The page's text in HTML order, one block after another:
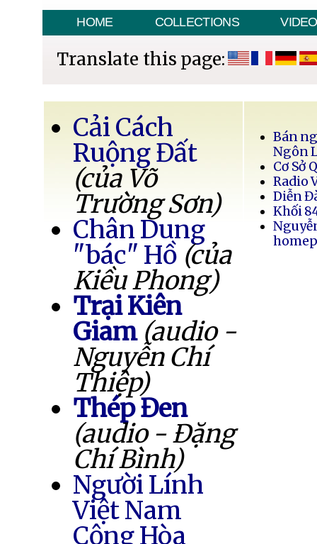
HOME COLLECTIONS VIDEO
Translate this page:
Cải Cách
Ruộng Đất
(của Võ
Trường Sơn)
Chân Dung
"bác" Hồ (của
Kiều Phong)
Trại Kiên
Giam (audio -
Nguyễn Chí
Thiệp)
Thép Đen
(audio - Đặng
Chí Bình)
Người Lính
Việt Nam
Cộng Hòa
Bán
Ngôn
Cơ Sở
Radio
Diễn
Khối